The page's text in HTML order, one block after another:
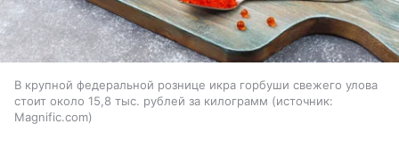
В крупной федеральной рознице икра горбуши свежего улова
стоит около 15,8 тыс. рублей за килограмм
источник:
Magnific.com